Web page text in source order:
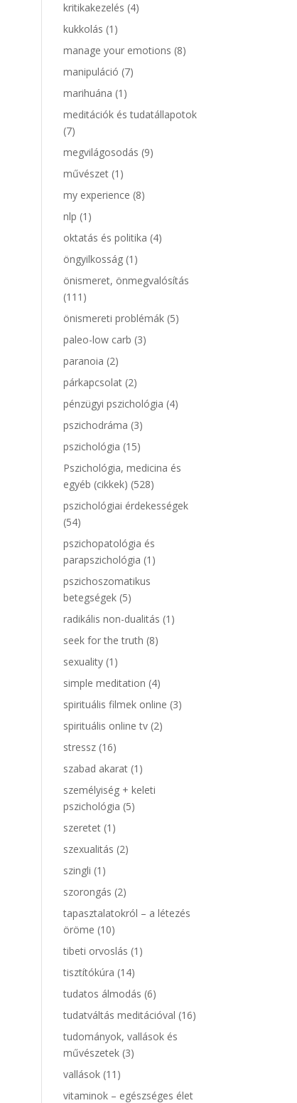
kritikakezelés (4)
kukkolás (1)
manage your emotions (8)
manipuláció (7)
marihuána (1)
meditációk és tudatállapotok
(7)
megvilágosodás (9)
művészet (1)
my experience (8)
nlp (1)
oktatás és politika (4)
öngyilkosság (1)
önismeret, önmegvalósítás
(111)
önismereti problémák (5)
paleo-low carb (3)
paranoia (2)
párkapcsolat (2)
pénzügyi pszichológia (4)
pszichodráma (3)
pszichológia (15)
Pszichológia, medicina és
egyéb (cikkek) (528)
pszichológiai érdekességek
(54)
pszichopatológia és
parapszichológia (1)
pszichoszomatikus
betegségek (5)
radikális non-dualitás (1)
seek for the truth (8)
sexuality (1)
simple meditation (4)
spirituális filmek online (3)
spirituális online tv (2)
stressz (16)
szabad akarat (1)
személyiség + keleti
pszichológia (5)
szeretet (1)
szexualitás (2)
szingli (1)
szorongás (2)
tapasztalatokról – a létezés
öröme (10)
tibeti orvoslás (1)
tisztítókúra (14)
tudatos álmodás (6)
tudatváltás meditációval (16)
tudományok, vallások és
művészetek (3)
vallások (11)
vitaminok – egészséges élet